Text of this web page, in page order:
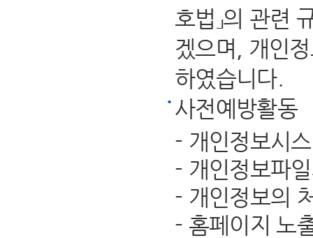
호법」의 관련
겠으며, 개인
하였습니다.
사전예방활동
- 개인정보시
- 개인정보파
- 개인정보의
- 홈페이지 노